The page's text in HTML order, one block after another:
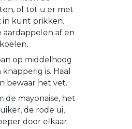
of tot u er met
in kunt prikken.
aardappelen af en
op middelhoog
is. Haal
bewaar het vet.
de mayonaise, het
de rode ui,
door elkaar.